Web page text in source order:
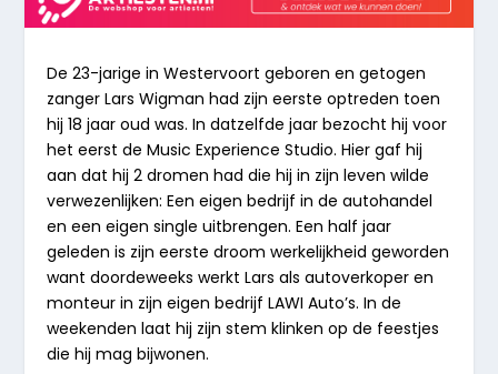
De 23-jarige in Westervoort geboren en getogen
zanger Lars Wigman had zijn eerste optreden toen
hij 18 jaar oud was. In datzelfde jaar bezocht hij voor
het eerst de Music Experience Studio. Hier gaf hij
aan dat hij 2 dromen had die hij in zijn leven wilde
verwezenlijken: Een eigen bedrijf in de autohandel
en een eigen single uitbrengen. Een half jaar
geleden is zijn eerste droom werkelijkheid geworden
want doordeweeks werkt Lars als autoverkoper en
monteur in zijn eigen bedrijf LAWI Auto’s. In de
weekenden laat hij zijn stem klinken op de feestjes
die hij mag bijwonen.